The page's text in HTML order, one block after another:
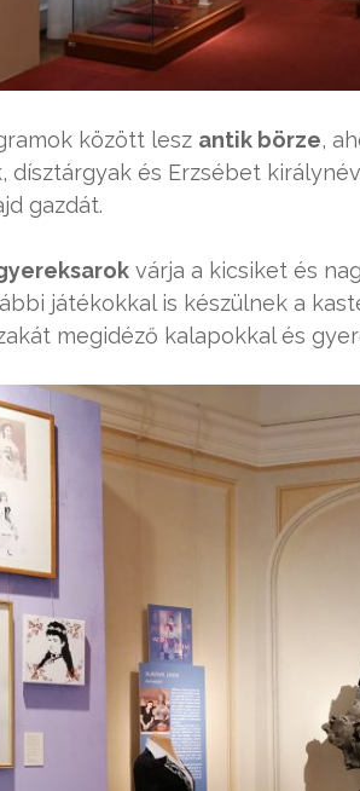
között lesz antik börze,
dísztárgyak és Erzsébet
gazdát.
várja a kicsiket és
játékokkal is készülnek a
megidéző kalapokkal és